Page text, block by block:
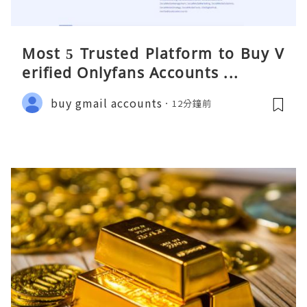
Most 5 Trusted Platform to Buy V
erified Onlyfans Accounts ...
buy gmail accounts 12分鐘前